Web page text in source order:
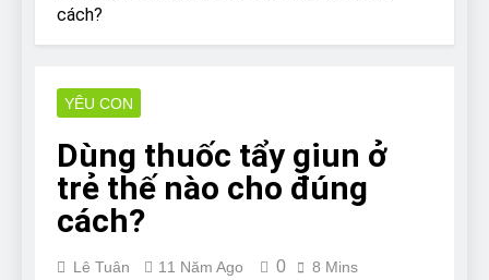
7 Năm Ago
The Ultimate Guide to What
Bulldogs Can (and can’t) Eat
and How to Treat It
cách?
YÊU CON
Dùng thuốc tẩy giun ở
trẻ thế nào cho đúng
cách?
Lê Tuân 11 Năm Ago 0 8 Mins